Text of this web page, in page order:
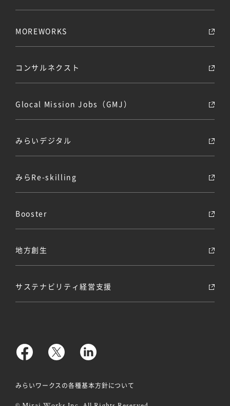
MOREWORKS
コンサルネクスト
Glocal Mission Jobs（GMJ）
みらいデジタル
みらRe-skilling
Booster
地方創生
サステナビリティ経営支援
みらいワークスの各種基本方針について